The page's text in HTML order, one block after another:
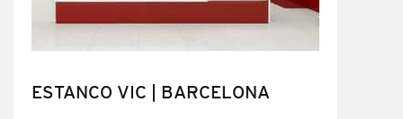
ESTANCO VIC | BARCELONA